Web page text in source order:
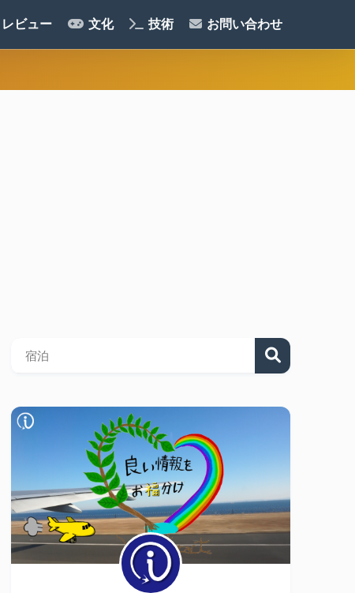
レビュー 文化 技術 お問い合わせ